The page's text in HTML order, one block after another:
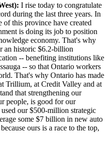
I rise today to congratulate
during the last three years. In
this province have created
is doing its job to position
economy. That's why
an historic $6.2-billion
-- benefiting institutions like
-- so that Ontario workers
That's why Ontario has made
Trillium, at Credit Valley and at
that strengthening our
people, is good for our
our $500-million strategic
some $7 billion in new auto
ours is a race to the top,